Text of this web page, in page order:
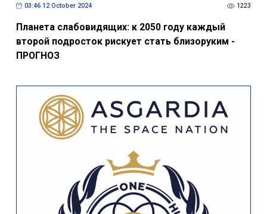
03:46 12 October 2024 1223
Планета слабовидящих: к 2050 году каждый
второй подросток рискует стать близоруким -
ПРОГНОЗ